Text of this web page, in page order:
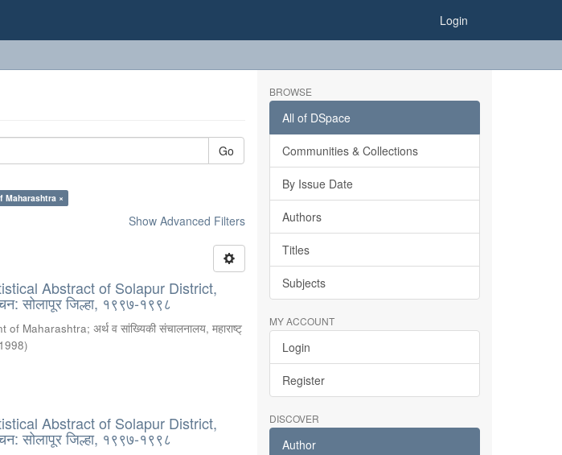
Login
Go
Maharashtra ×
Show Advanced Filters
Abstract of Solapur District,
सोलापूर जिल्हा, १९९७-१९९८
of Maharashtra;अर्थ व सांख्यिकी संचालनालय, महाराष्ट्
1998)
Abstract of Solapur District,
सोलापूर जिल्हा, १९९७-१९९८
BROWSE
All of DSpace
Communities & Collections
By Issue Date
Authors
Titles
Subjects
MY ACCOUNT
Login
Register
DISCOVER
Author